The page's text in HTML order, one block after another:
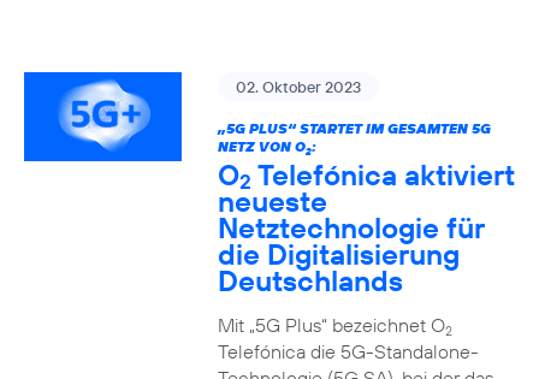
02. Oktober 2023
„5G PLUS“ STARTET IM GESAMTEN 5G
NETZ VON O2:
O2 Telefónica aktiviert
neueste
Netztechnologie für
die Digitalisierung
Deutschlands
Mit „5G Plus“ bezeichnet O2
Telefónica die 5G-Standalone-